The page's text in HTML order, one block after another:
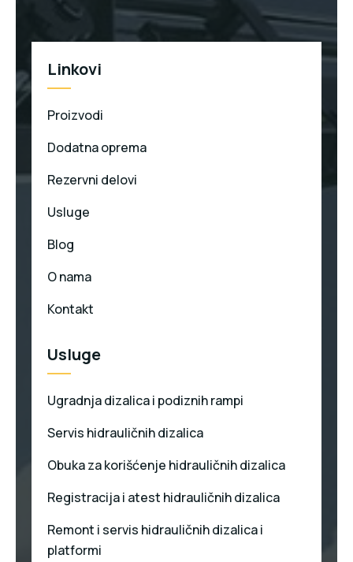
Linkovi
Proizvodi
Dodatna oprema
Rezervni delovi
Usluge
Blog
O nama
Kontakt
Usluge
Ugradnja dizalica i podiznih rampi
Servis hidrauličnih dizalica
Obuka za korišćenje hidrauličnih dizalica
Registracija i atest hidrauličnih dizalica
Remont i servis hidrauličnih dizalica i
platformi